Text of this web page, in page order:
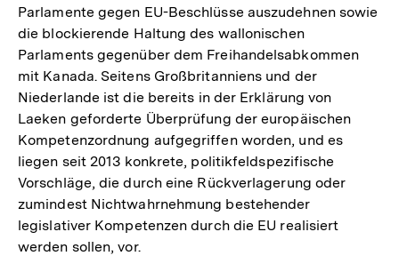
Parlamente gegen EU-Beschlüsse auszudehnen sowie
die blockierende Haltung des wallonischen
Parlaments gegenüber dem Freihandelsabkommen
mit Kanada. Seitens Großbritanniens und der
Niederlande ist die bereits in der Erklärung von
Laeken geforderte Überprüfung der europäischen
Kompetenzordnung aufgegriffen worden, und es
liegen seit 2013 konkrete, politikfeldspezifische
Vorschläge, die durch eine Rückverlagerung oder
zumindest Nichtwahrnehmung bestehender
legislativer Kompetenzen durch die EU realisiert
werden sollen, vor.